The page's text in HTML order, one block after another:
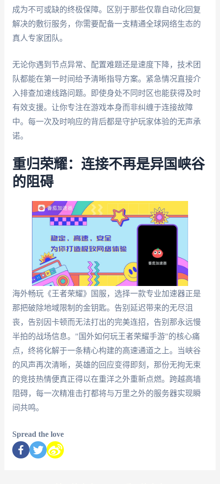
成为不可或缺的终极保障。区别于那些仅靠自动化回复
解决的敷衍服务，你需要配备一支精通全球网络生态的
真人专家团队。
无论你遇到节点异常、配置难题还是速度下降，技术团
队都能在第一时间给予清晰指导方案。紧急情况直接介
入排查加速线路问题。即使身处不同时区也能获得及时
有效支援。让你专注在游戏本身而非纠缠于连接故障
中。每一次及时响应的背后都是守护玩家体验的无声承
诺。
重归荣耀：连接不再是异国峡谷
的阻碍
海外畅玩《王者荣耀》国服，选择一款专业加速器正是
那把破除地域限制的金钥匙。告别延迟带来的无尽沮
丧，告别因卡顿而无法打出的完美连招，告别那永远慢
半拍的战场信息。"国外如何玩王者荣耀手游"的核心痛
点，终将化解于一条精心构建的高速通道之上。当峡谷
的风声再次清晰，英雄的回应变得即刻，那份无拘无束
的竞技热情便真正得以在重洋之外重新点燃。跨越高墙
阻碍，每一次精准击打都将与万里之外的服务器实现瞬
间共鸣。
Spread the love